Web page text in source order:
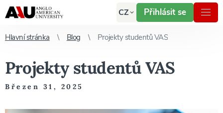
CZ Přihlásit se
Hlavní stránka Blog Projekty studentů VAS
Projekty studentů VAS
Březen 31, 2025